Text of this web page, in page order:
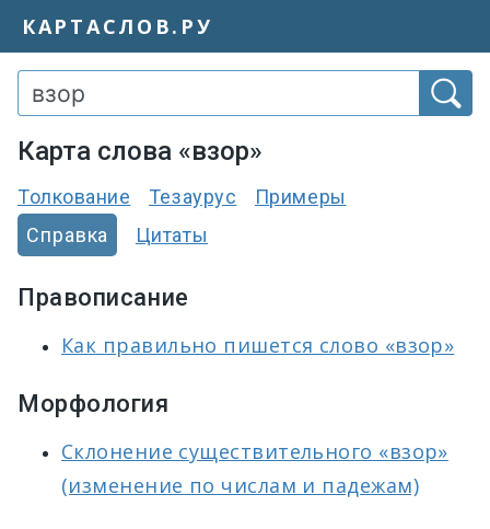
КАРТАСЛОВ.РУ
Карта слова «взор»
Толкование Тезаурус
Примеры
Справка
Цитаты
Правописание
Как правильно пишется слово «взор»
Морфология
Склонение существительного «взор»
(изменение по числам и падежам)